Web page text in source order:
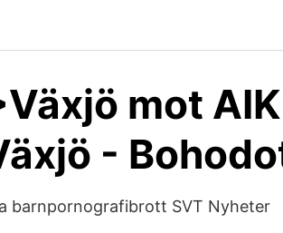
mot
-
barnpornografibrott SVT Nyheter